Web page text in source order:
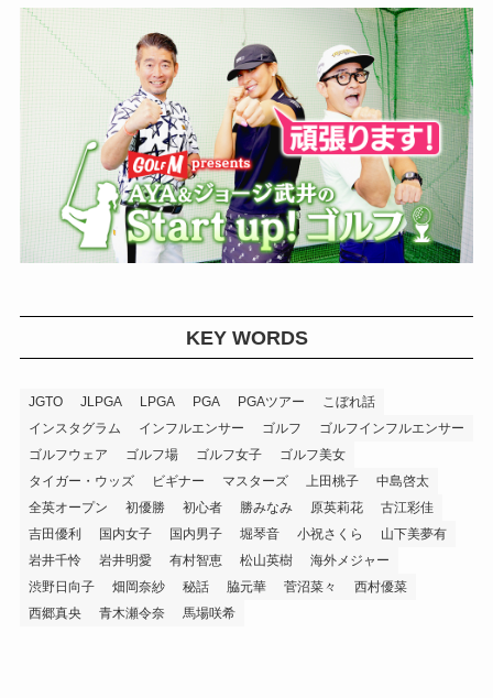
KEY WORDS
JGTO JLPGA LPGA PGA PGAツアー
こぼれ話
インスタグラム
インフルエンサー ゴルフ
ゴルフインフルエンサー
ゴルフウェア
ゴルフ場 ゴルフ女子
ゴルフ美女
タイガー・ウッズ
ビギナー マスターズ 上田桃子
中島啓太
全英オープン
初優勝 初心者 勝みなみ 原英莉花
古江彩佳
吉田優利
国内女子 国内男子 堀琴音 小祝さくら
山下美夢有
岩井千怜
岩井明愛 有村智恵 松山英樹
海外メジャー
渋野日向子
畑岡奈紗 秘話 脇元華 菅沼菜々
西村優菜
西郷真央
青木瀬令奈 馬場咲希